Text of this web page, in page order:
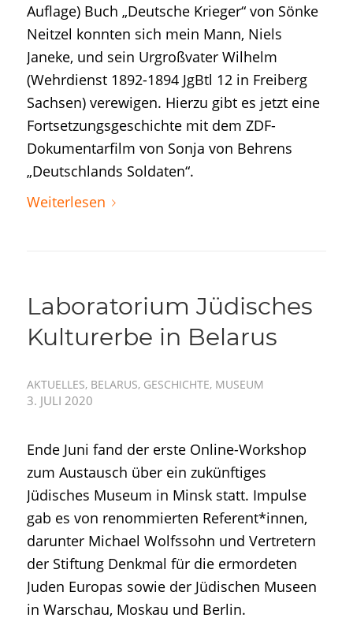
Auflage) Buch „Deutsche Krieger“ von Sönke
Neitzel konnten sich mein Mann, Niels
Janeke, und sein Urgroßvater Wilhelm
(Wehrdienst 1892-1894 JgBtl 12 in Freiberg
Sachsen) verewigen. Hierzu gibt es jetzt eine
Fortsetzungsgeschichte mit dem ZDF-
Dokumentarfilm von Sonja von Behrens
„Deutschlands Soldaten“.
Weiterlesen
Laboratorium Jüdisches
Kulturerbe in Belarus
AKTUELLES, BELARUS, GESCHICHTE, MUSEUM
3. JULI 2020
Ende Juni fand der erste Online-Workshop
zum Austausch über ein zukünftiges
Jüdisches Museum in Minsk statt. Impulse
gab es von renommierten Referent*innen,
darunter Michael Wolfssohn und Vertretern
der Stiftung Denkmal für die ermordeten
Juden Europas sowie der Jüdischen Museen
in Warschau, Moskau und Berlin.